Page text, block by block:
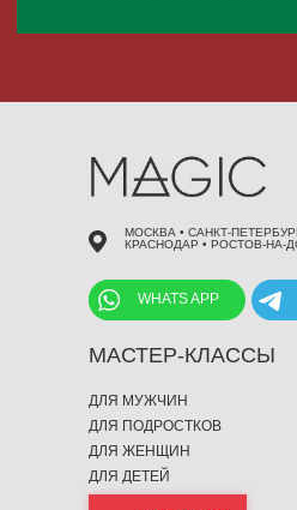
МАСТЕР-КЛАССЫ
WHATS APP
МОСКВА • САНКТ-
КРАСНОДАР • РОСТОВ-НА-
ДЛЯ МУЖЧИН
ДЛЯ ПОДРОСТКОВ
ДЛЯ ЖЕНЩИН
ДЛЯ ДЕТЕЙ